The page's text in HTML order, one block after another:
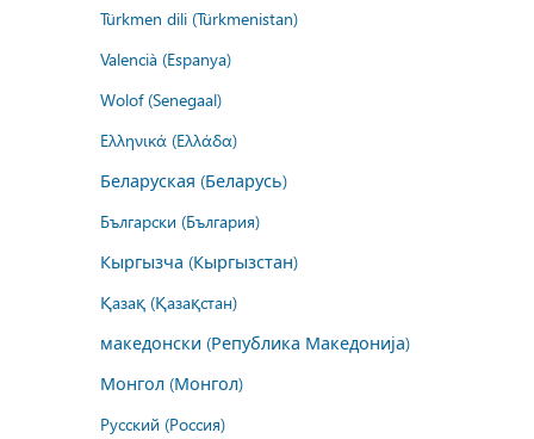
Türkmen dili (Türkmenistan)
Valencià (Espanya)
Wolof (Senegaal)
Ελληνικά (Ελλάδα)
Беларуская (Беларусь)
Български (България)
Кыргызча (Кыргызстан)
Қазақ (Қазақстан)
македонски (Република Македонија)
Монгол (Монгол)
Русский (Россия)